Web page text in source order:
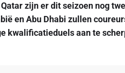
zijn er dit seizoen nog
en Abu Dhabi zullen
kwalificatieduels aan te